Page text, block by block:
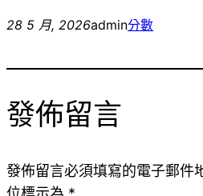
28 5 月, 2026admin分數
發佈留言
發佈留言必須填寫的電子郵件